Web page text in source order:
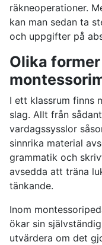
räkneoperationer.
kan man sedan ta
och uppgifter på
Olika
I ett klassrum finns
slag. Allt från
vardagssysslor
sinnrika material
grammatik och
avsedda att träna
tänkande.
Inom
ökar sin
utvärdera om det